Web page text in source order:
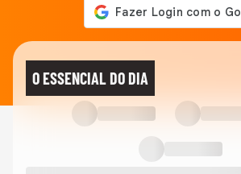
O ESSENCIAL DO DIA